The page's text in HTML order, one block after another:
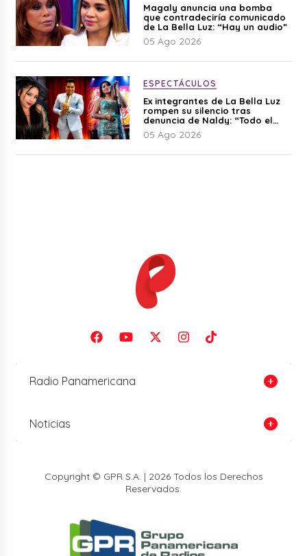
Magaly anuncia una bomba
que contradeciría comunicado
de La Bella Luz: “Hay un audio”
05 Ago 2026
ESPECTÁCULOS
Ex integrantes de La Bella Luz
rompen su silencio tras
denuncia de Naldy: “Todo el
mundo lo sabía”
05 Ago 2026
Radio Panamericana
Noticias
Copyright © GPR S.A. | 2026 Todos los Derechos
Reservados.